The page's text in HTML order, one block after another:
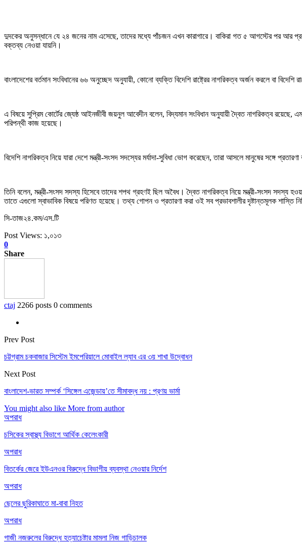
দুদকের অনুসন্ধানে যে ২৪ জনের নাম এসেছে, তাদের মধ্যে পাঁচজন এখন কারাগারে। বাকিরা গত ৫ আগস্টের পর আর
বক্তব্য নেওয়া যায়নি।
বাংলাদেশের বর্তমান সংবিধানের ৬৬ অনুচ্ছেদ অনুযায়ী, কোনো ব্যক্তি বিদেশি রাষ্ট্রের নাগরিকত্ব অর্জন করলে বা
এ বিষয়ে সুপ্রিম কোর্টের জ্যেষ্ঠ আইনজীবী জয়নুল আবেদীন বলেন, বিদ্যমান সংবিধান অনুযায়ী দ্বৈত নাগরিকত্ব
পরিপন্থী কাজ হয়েছে।
বিদেশি নাগরিকত্ব নিয়ে যারা দেশে মন্ত্রী-সংসদ সদস্যের মর্যাদা-সুবিধা ভোগ করেছেন, তারা আসলে মানুষের সঙ্গে
তিনি বলেন, মন্ত্রী-সংসদ সদস্য হিসেবে তাদের শপথ গ্রহণই ছিল অবৈধ। দ্বৈত নাগরিকত্ব নিয়ে মন্ত্রী-সংসদ সদস্য
তাতে এগুলো স্বাভাবিক বিষয়ে পরিণত হয়েছে। তথ্য গোপন ও প্রতারণা করা ওই সব প্রভাবশালীর দৃষ্টান্তমূলক শাস্তি
সি-তাজ২৪.কম/এস.টি
Post Views: ১,০১৩
0
Share
ctaj 2266 posts 0 comments
Prev Post
চট্টগ্রাম চকবাজার সিস্টেম ইমপেরিয়ালে মোবাইল ল্যাব এর ৩য় শাখা উদ্বোধন
Next Post
বাংলাদেশ-ভারত সম্পর্ক ‘সিঙ্গেল এজেন্ডায়’তে সীমাবদ্ধ নয় : প্রণয় ভার্মা
You might also like More from author
অপরাধ
চসিকের স্বাস্থ্য বিভাগে আর্থিক কেলেংকারী
অপরাধ
বিতর্কের জেরে ইউএনওর বিরুদ্ধে বিভাগীয় ব্যবস্থা নেওয়ার নির্দেশ
অপরাধ
ছেলের ছুরিকাঘাতে মা-বাবা নিহত
অপরাধ
গাজী নজরুলের বিরুদ্ধে হত্যাচেষ্টার মামলা নিজ গাড়িচালক